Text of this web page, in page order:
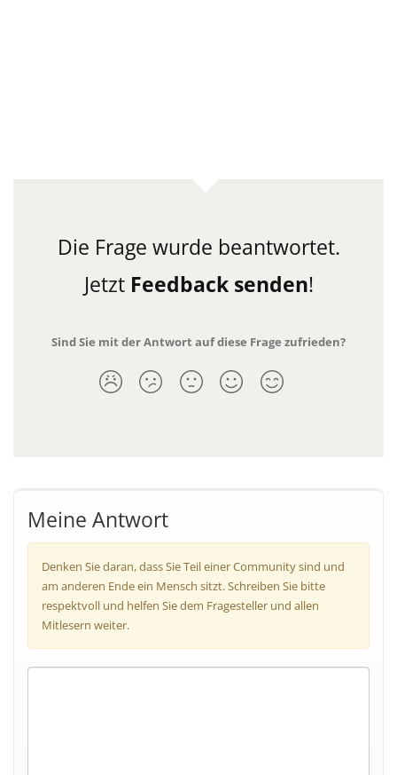
Die Frage wurde beantwortet.
Jetzt Feedback senden!
Sind Sie mit der Antwort auf diese Frage zufrieden?
Meine Antwort
Denken Sie daran, dass Sie Teil einer Community sind und
am anderen Ende ein Mensch sitzt. Schreiben Sie bitte
respektvoll und helfen Sie dem Fragesteller und allen
Mitlesern weiter.